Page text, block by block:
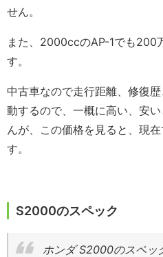
せん。
また、2000ccのAP-1でも200
す。
中古車なので走行距離、修復
動するので、一概に高い、安
んが、この価格を見ると、現
す。
S2000のスペック
ホンダ S2000のスペ